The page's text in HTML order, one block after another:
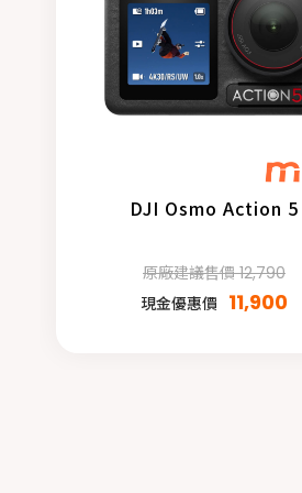
DJI Osmo Action 5
原廠建議售價 12,790
現金優惠價 11,900